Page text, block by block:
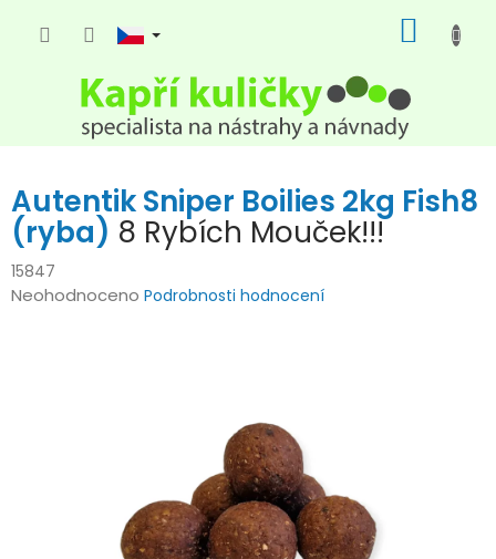
KOŠÍK
Autentik Sniper Boilies 2kg Fish8
(ryba) 8 Rybích Mouček!!!
15847
Průměrné
Neohodnoceno Podrobnosti hodnocení